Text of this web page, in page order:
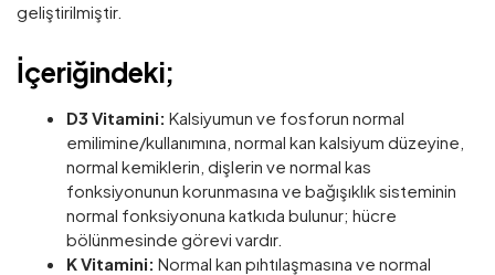
geliştirilmiştir.
İçeriğindeki;
D3 Vitamini: Kalsiyumun ve fosforun normal
emilimine/kullanımına, normal kan kalsiyum düzeyine,
normal kemiklerin, dişlerin ve normal kas
fonksiyonunun korunmasına ve bağışıklık sisteminin
normal fonksiyonuna katkıda bulunur; hücre
bölünmesinde görevi vardır.
K Vitamini: Normal kan pıhtılaşmasına ve normal